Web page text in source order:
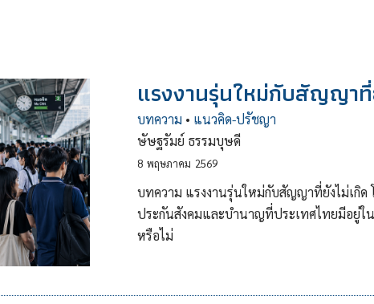
แรงงานรุ่นใหม่กับสัญญาที่
บทความ • แนวคิด-ปรัชญา
ษัษฐรัมย์ ธรรมบุษดี
8 พฤษภาคม 2569
บทความ แรงงานรุ่นใหม่กับสัญญาที่ยังไม่เกิ
ประกันสังคมและบำนาญที่ประเทศไทยมีอยู่ใ
หรือไม่